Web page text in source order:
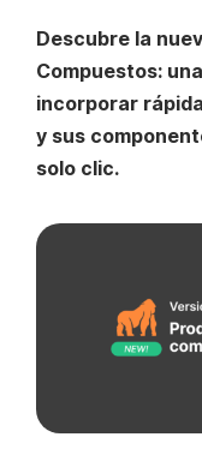
Descubre la
Compuestos:
incorporar
y sus
solo clic.